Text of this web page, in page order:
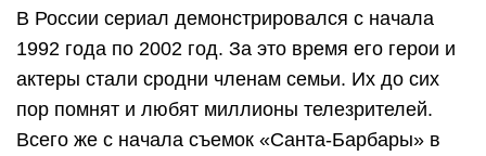
В России сериал демонстрировался с начала
1992 года по 2002 год. За это время его герои и
актеры стали сродни членам семьи. Их до сих
пор помнят и любят миллионы телезрителей.
Всего же с начала съемок «Санта-Барбары» в